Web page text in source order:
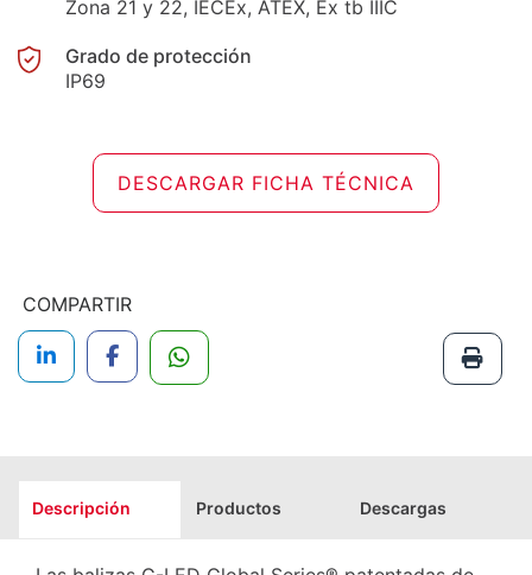
Zona 21 y 22, IECEx, ATEX, Ex tb IIIC
Grado de protección
IP69
DESCARGAR FICHA TÉCNICA
COMPARTIR
Descripción Productos Descargas